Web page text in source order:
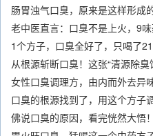
肠胃浊气口臭，原来是这样形成
老中医直言：口臭不是上火，9
1个方子，口臭全好了，只喝了21
女性口臭调理方，由内而外去异
口臭的根源找到了，用这个方子
佛说口臭的原因，看完恍然大悟！